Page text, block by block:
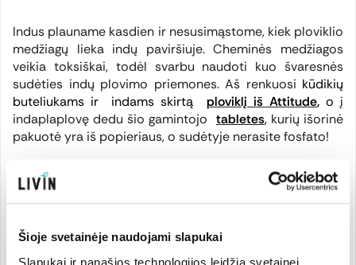
Šioje svetainėje naudojami slapukai
Slapukai ir panašios technologijos leidžia svetainei
Indus plauname kasdien ir nesusimąstome, kiek ploviklio
medžiagų lieka indų paviršiuje. Cheminės medžiagos
veikia toksiškai, todėl svarbu naudoti kuo švaresnės
sudėties indų plovimo priemones. Aš renkuosi kūdikių
buteliukams ir
indams skirtą ploviklį iš Attitude,o į
indaplaplovę dedu šio gamintojo tabletes, kurių išorinė
pakuotė yra iš popieriaus, o sudėtyje nerasite fosfato!
Namuose grindimis vaikštome namuose basi, svarbu
nepamiršti, jog augintiniai taip pat gali nukentėti nuo
Attitude valymo priemone
kuri yra dermatologiškai
patvirtinta ir nesukels alergijos nei žmonėms, nei